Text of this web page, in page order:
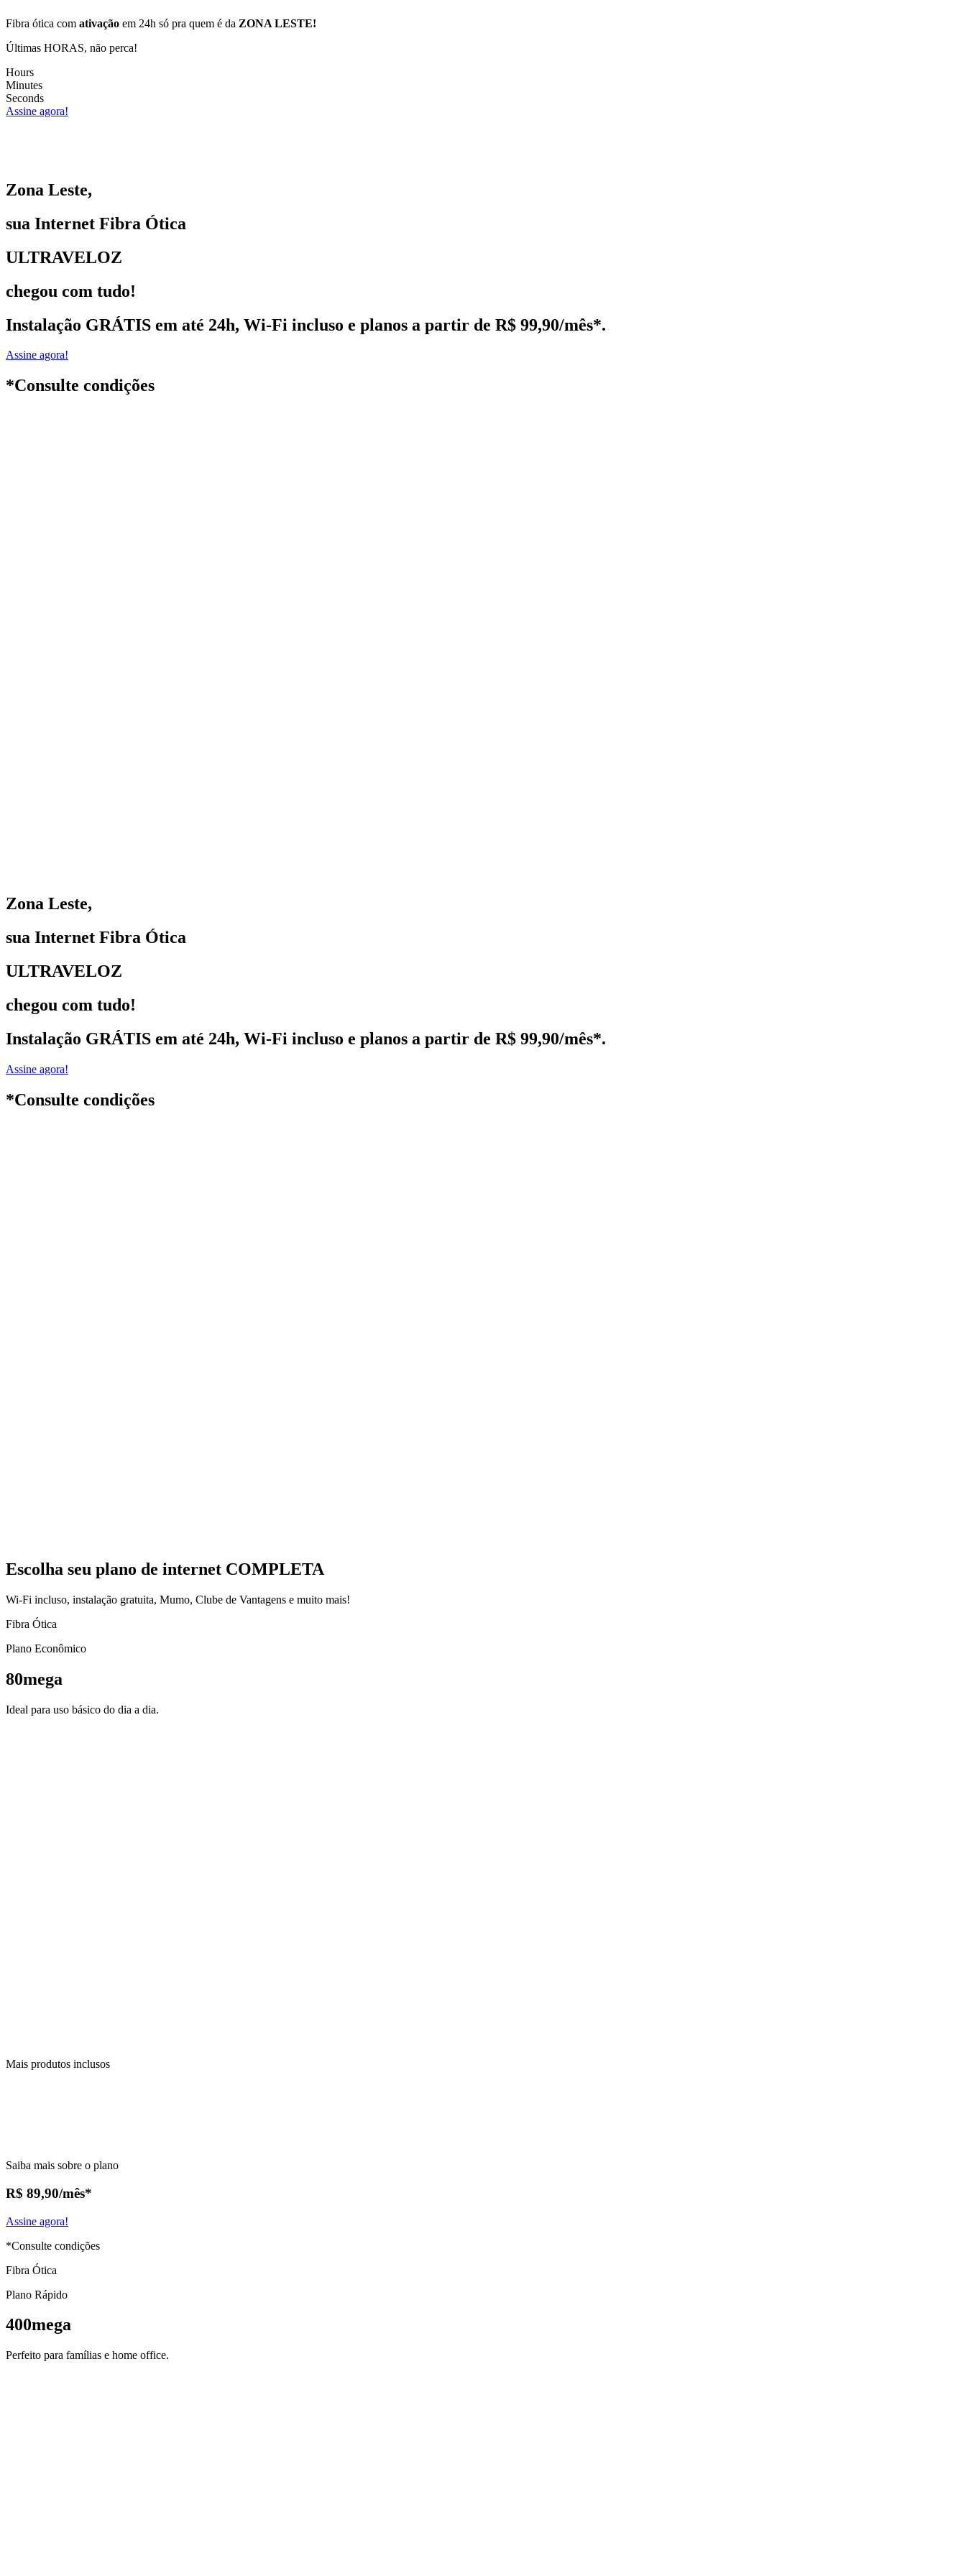
Fibra ótica com ativação em 24h só pra quem é da ZONA LESTE!
Últimas HORAS, não perca!
Hours
Minutes
Seconds
Assine agora!
Zona Leste,
sua Internet Fibra Ótica
ULTRAVELOZ
chegou com tudo!
Instalação GRÁTIS em até 24h, Wi-Fi incluso e planos a partir de R$ 99,90/mês*.
Assine agora!
*Consulte condições
Zona Leste,
sua Internet Fibra Ótica
ULTRAVELOZ
chegou com tudo!
Instalação GRÁTIS em até 24h, Wi-Fi incluso e planos a partir de R$ 99,90/mês*.
Assine agora!
*Consulte condições
Escolha seu plano de internet COMPLETA
Wi-Fi incluso, instalação gratuita, Mumo, Clube de Vantagens e muito mais!
Fibra Ótica
Plano Econômico
80mega
Ideal para uso básico do dia a dia.
Mais produtos inclusos
Saiba mais sobre o plano
R$ 89,90/mês*
Assine agora!
*Consulte condições
Fibra Ótica
Plano Rápido
400mega
Perfeito para famílias e home office.